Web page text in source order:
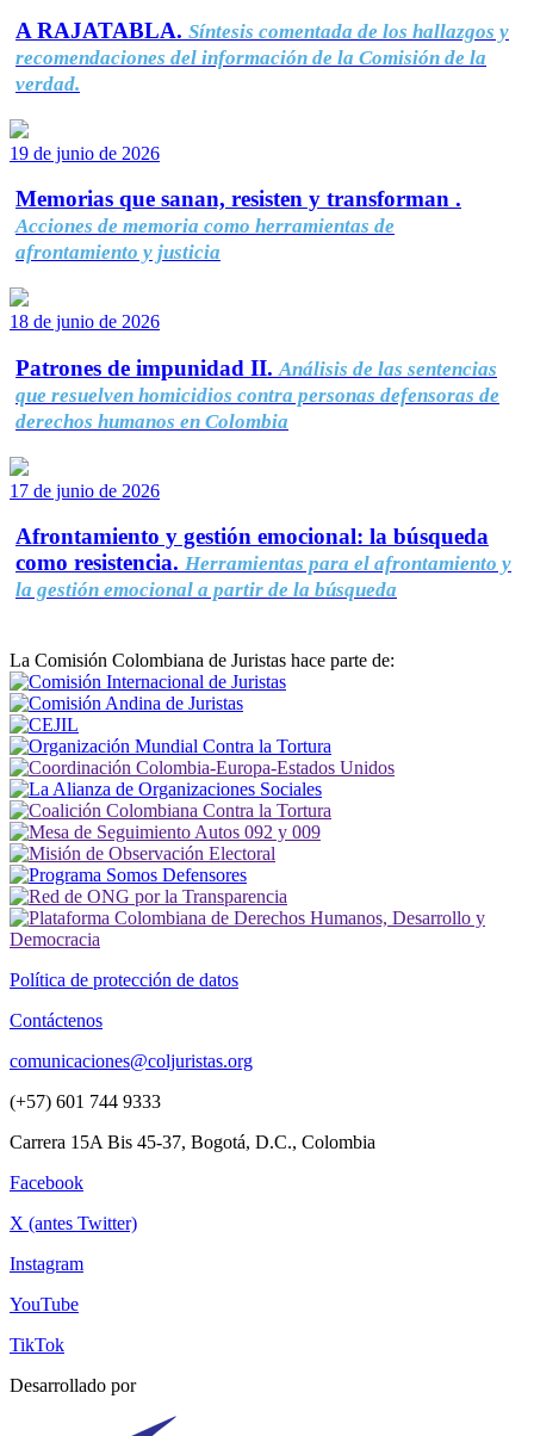
A RAJATABLA. Síntesis comentada de los hallazgos y
recomendaciones del información de la Comisión de la
verdad.
19 de junio de 2026
Memorias que sanan, resisten y transforman .
Acciones de memoria como herramientas de
afrontamiento y justicia
18 de junio de 2026
Patrones de impunidad II. Análisis de las sentencias
que resuelven homicidios contra personas defensoras de
derechos humanos en Colombia
17 de junio de 2026
Afrontamiento y gestión emocional: la búsqueda
como resistencia. Herramientas para el afrontamiento y
la gestión emocional a partir de la búsqueda
La Comisión Colombiana de Juristas hace parte de:
Política de protección de datos
Contáctenos
comunicaciones@coljuristas.org
(+57) 601 744 9333
Carrera 15A Bis 45-37, Bogotá, D.C., Colombia
Facebook
X (antes Twitter)
Instagram
YouTube
TikTok
Desarrollado por